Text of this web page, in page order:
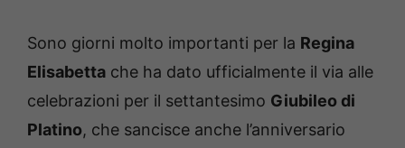
Sono giorni molto importanti per la Regina
Elisabetta che ha dato ufficialmente il via alle
celebrazioni per il settantesimo Giubileo di
Platino, che sancisce anche l’anniversario